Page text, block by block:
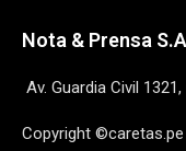
Nota & Prensa
Av. Guardia Civil
Copyright